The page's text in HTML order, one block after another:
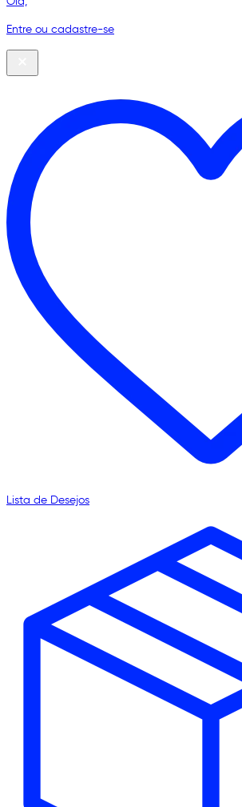
Entre ou cadastre-se
Lista de Desejos